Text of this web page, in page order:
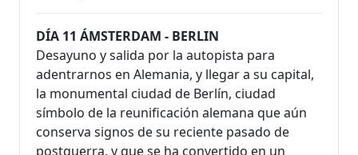
DÍA 11 ÁMSTERDAM - BERLIN
Desayuno y salida por la autopista para
adentrarnos en Alemania, y llegar a su capital,
la monumental ciudad de Berlín, ciudad
símbolo de la reunificación alemana que aún
conserva signos de su reciente pasado de
postguerra, y que se ha convertido en un